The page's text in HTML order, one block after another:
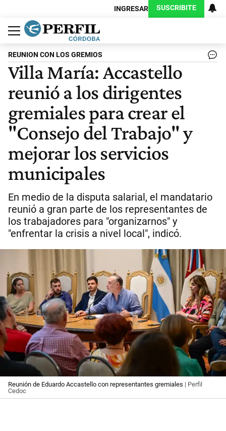
INGRESAR SUSCRIBITE
Política
Economía
Judiciales
Sociedad
Cultura
Espectáculos
Deportes
Protagonistas
REUNION CON LOS GREMIOS
Villa María: Accastello
reunió a los dirigentes
gremiales para crear el
"Consejo del Trabajo" y
mejorar los servicios
municipales
En medio de la disputa salarial, el mandatario
reunió a gran parte de los representantes de
los trabajadores para "organizarnos" y
"enfrentar la crisis a nivel local", indicó.
Reunión de Eduardo Accastello con representantes gremiales | Perfil
Cedoc